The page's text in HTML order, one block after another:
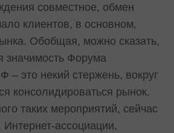
совместное, обмен
клиентов, в основном,
Обобщая, можно сказать,
значимость Форума
– это некий стержень, вокруг
консолидироваться рынок.
таких мероприятий, сейчас
ассоциации,